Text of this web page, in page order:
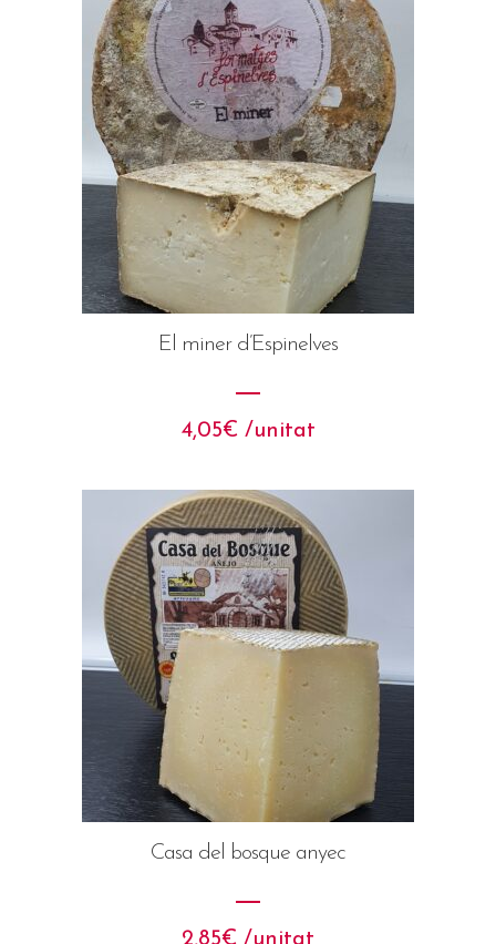
El miner d’Espinelves
4,05€ /unitat
Casa del bosque anyec
2,85€ /unitat